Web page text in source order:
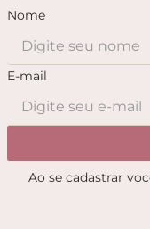
Nome
E-mail
Ao se cadastrar